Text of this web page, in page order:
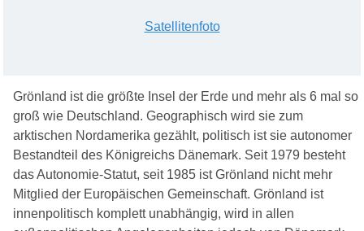
Satellitenfoto
Grönland ist die größte Insel der Erde und mehr als 6 mal so
groß wie Deutschland. Geographisch wird sie zum
arktischen Nordamerika gezählt, politisch ist sie autonomer
Bestandteil des Königreichs Dänemark. Seit 1979 besteht
das Autonomie-Statut, seit 1985 ist Grönland nicht mehr
Mitglied der Europäischen Gemeinschaft. Grönland ist
innenpolitisch komplett unabhängig, wird in allen